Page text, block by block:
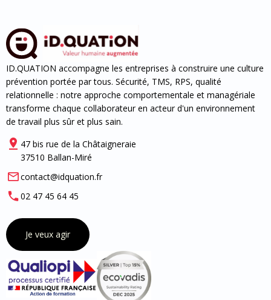
ID.QUATION accompagne les entreprises à construire une culture
prévention portée par tous. Sécurité, TMS, RPS, qualité
relationnelle : notre approche comportementale et managériale
transforme chaque collaborateur en acteur d'un environnement
de travail plus sûr et plus sain.
47 bis rue de la Châtaigneraie
37510 Ballan-Miré
contact@idquation.fr
02 47 45 64 45
Je veux agir